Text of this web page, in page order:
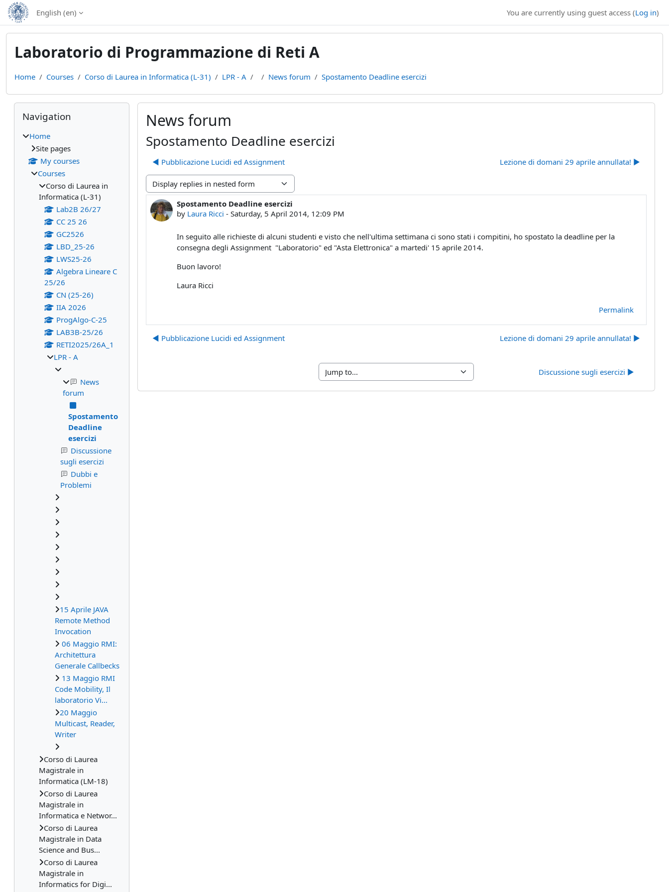
Skip to main content
English ‎(en)‎ You are currently using guest access (Log in)
Laboratorio di Programmazione di Reti A
Home Courses Corso di Laurea in Informatica (L-31) LPR - A News forum Spostamento Deadline esercizi
News forum
Spostamento Deadline esercizi
◀︎ Pubblicazione Lucidi ed Assignment Lezione di domani 29 aprile annullata! ▶︎
Display mode
Spostamento Deadline esercizi
by Laura Ricci - Saturday, 5 April 2014, 12:09 PM
Number of replies: 0
In seguito alle richieste di alcuni studenti e visto che nell'ultima settimana ci sono stati i compitini, ho spostato la deadline per la
consegna degli Assignment "Laboratorio" ed "Asta Elettronica" a martedi' 15 aprile 2014.
Buon lavoro!
Laura Ricci
Permalink
◀︎ Pubblicazione Lucidi ed Assignment Lezione di domani 29 aprile annullata! ▶︎
Jump to... Discussione sugli esercizi ▶︎
Blocks
Skip Navigation
Navigation
Home
Site pages
My courses
Courses
Corso di Laurea in
Informatica (L-31)
Lab2B 26/27
CC 25 26
GC2526
LBD_25-26
LWS25-26
Algebra Lineare C
25/26
CN (25-26)
IIA 2026
ProgAlgo-C-25
LAB3B-25/26
RETI2025/26A_1
LPR - A
News
forum
Spostamento
Deadline
esercizi
Discussione
sugli esercizi
Dubbi e
Problemi
15 Aprile JAVA
Remote Method
Invocation
06 Maggio RMI:
Architettura
Generale Callbecks
13 Maggio RMI
Code Mobility, Il
laboratorio Vi...
20 Maggio
Multicast, Reader,
Writer
Corso di Laurea
Magistrale in
Informatica (LM-18)
Corso di Laurea
Magistrale in
Informatica e Networ...
Corso di Laurea
Magistrale in Data
Science and Bus...
Corso di Laurea
Magistrale in
Informatics for Digi...